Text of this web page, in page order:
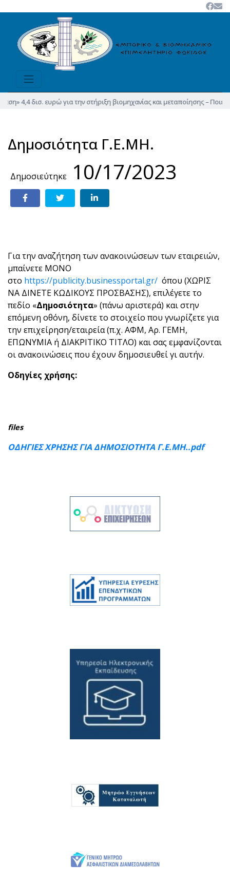
4,4 δισ. ευρώ για την στήριξη βιομηχανίας και μεταποίησης – Ποιες
Δημοσιότητα Γ.Ε.ΜΗ.
Δημοσιεύτηκε10/17/2023
Για την αναζήτηση των ανακοινώσεων των εταιρειών,
μπαίνετε ΜΟΝΟ
στο https://publicity.businessportal.gr/ όπου (ΧΩΡΙΣ
ΝΑ ΔΙΝΕΤΕ ΚΩΔΙΚΟΥΣ ΠΡΟΣΒΑΣΗΣ), επιλέγετε το
πεδίο «Δημοσιότητα» (πάνω αριστερά) και στην
επόμενη οθόνη, δίνετε το στοιχείο που γνωρίζετε για
την επιχείρηση/εταιρεία (π.χ. ΑΦΜ, Αρ. ΓΕΜΗ,
ΕΠΩΝΥΜΙΑ ή ΔΙΑΚΡΙΤΙΚΟ ΤΙΤΛΟ) και σας εμφανίζονται
οι ανακοινώσεις που έχουν δημοσιευθεί γι αυτήν.
Οδηγίες χρήσης:
files
ΟΔΗΓΙΕΣ ΧΡΗΣΗΣ ΓΙΑ ΔΗΜΟΣΙΟΤΗΤΑ Γ.Ε.ΜΗ..pdf